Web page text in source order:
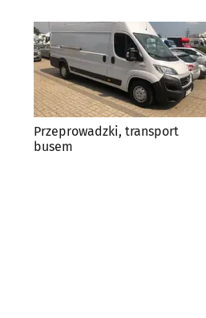
Przeprowadzki, transport
busem